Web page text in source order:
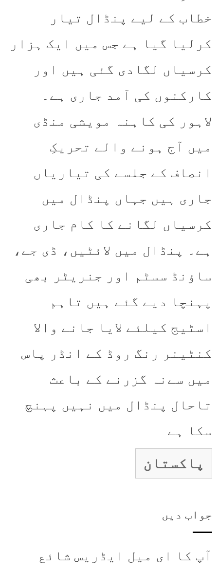
خطاب کے لیے پنڈال تیار
کرلیا گیا ہے جس میں ایک ہزار
کرسیاں لگادی گئی ہیں اور
کارکنوں کی آمد جاری ہے۔
لاہور کی کاہنہ مویشی منڈی
میں آج ہونے والے تحریکِ
انصاف کے جلسے کی تیاریاں
جاری ہیں جہاں پنڈال میں
کرسیاں لگانے کا کام جاری
ہے۔ پنڈال میں لائٹیں، ڈی جے،
ساؤنڈ سسٹم اور جنریٹر بھی
پہنچا دیے گئے ہیں تاہم
اسٹیج کیلئے لایا جانے والا
کنٹینر رنگ روڈ کے انڈر پاس
میں سےنہ گزرنے کے باعث
تاحال پنڈال میں نہیں پہنچ
سکا ہے
پاکستان
جواب دیں
آپ کا ای میل ایڈریس شائع